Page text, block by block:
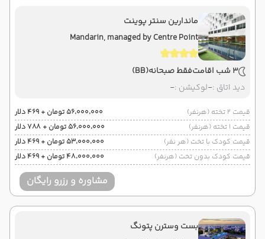
ماندارین سنتر پوینت
Mandarin, managed by Centre Point
3 شب اقامت فقط صبحانه(BB)
دید اتاق :-لوکیشن :-
قیمت 2 تخته (هرنفر)
۵۶٬۰۰۰٬۰۰۰ تومان + ۴۶۹ دلار
قیمت 1 تخته (هرنفر)
۵۶٬۰۰۰٬۰۰۰ تومان + ۷۸۸ دلار
قیمت کودک با تخت (هر نفر)
۵۳٬۰۰۰٬۰۰۰ تومان + ۴۶۹ دلار
قیمت کودک بدون تخت (هرنفر)
۴۸٬۰۰۰٬۰۰۰ تومان + ۴۶۹ دلار
مشاوره و رزرو رایگان
بست وسترن پتونگ